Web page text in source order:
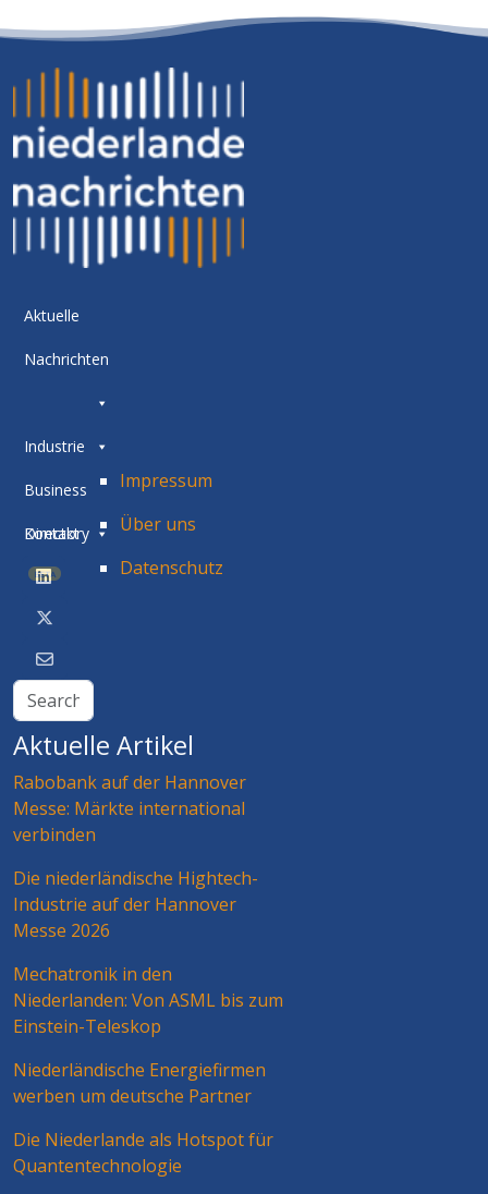
Aktuelle
Nachrichten
Industrie
Business
Directory
BETA
Kontakt
Impressum
Über uns
Datenschutz
Aktuelle Artikel
Rabobank auf der Hannover
Messe: Märkte international
verbinden
Die niederländische Hightech-
Industrie auf der Hannover
Messe 2026
Mechatronik in den
Niederlanden: Von ASML bis zum
Einstein-Teleskop
Niederländische Energiefirmen
werben um deutsche Partner
Die Niederlande als Hotspot für
Quantentechnologie